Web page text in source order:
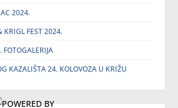
2024.
KRIGL FEST 2024.
KAZALIŠTA 24. KOLOVOZA U KRIŽU